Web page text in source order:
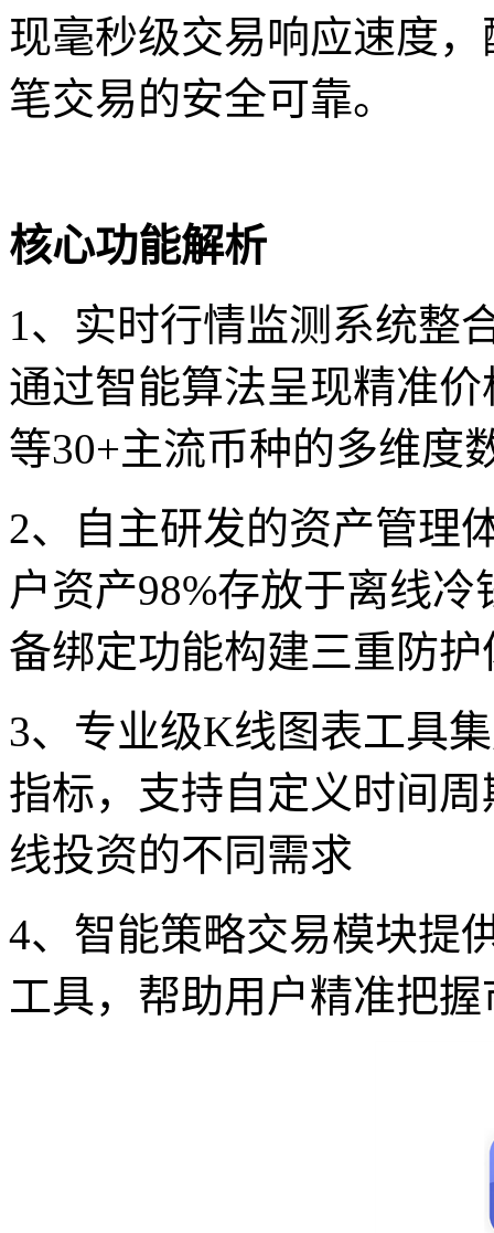
现毫秒级交易响应速度
笔交易的安全可靠。
核心功能解析
1、实时行情监测系统整
通过智能算法呈现精准
等30+主流币种的多维度
2、自主研发的资产管理
户资产98%存放于离线
备绑定功能构建三重防护
3、专业级K线图表工具
指标，支持自定义时间
线投资的不同需求
4、智能策略交易模块提
工具，帮助用户精准把